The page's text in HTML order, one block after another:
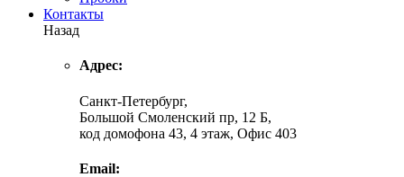
Контакты
Назад
Адрес:
Санкт-Петербург,
Большой Смоленский пр, 12 Б,
код домофона 43, 4 этаж, Офис 403
Email: